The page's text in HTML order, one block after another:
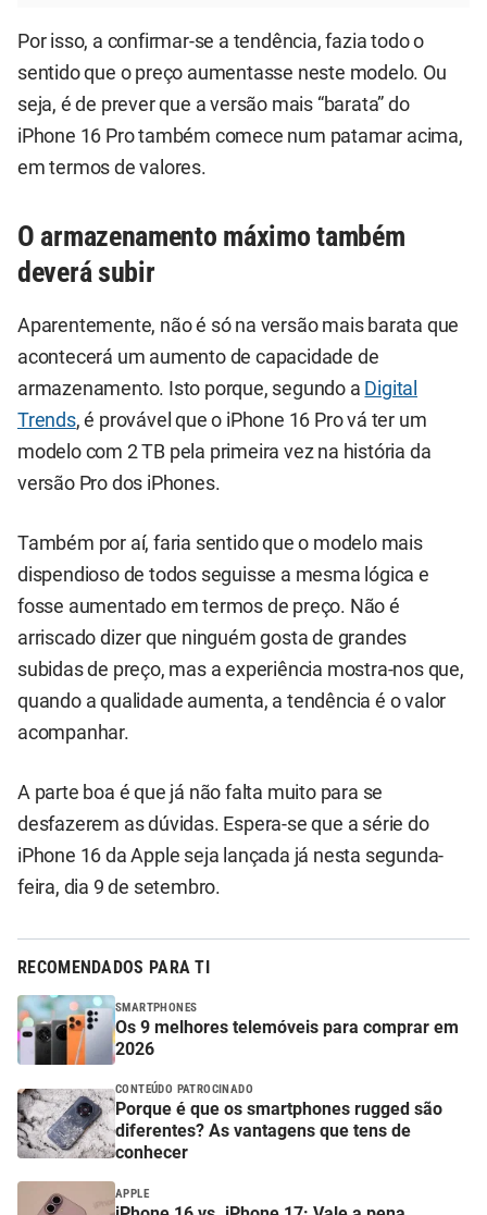
Por isso, a confirmar-se a tendência, fazia todo o
sentido que o preço aumentasse neste modelo. Ou
seja, é de prever que a versão mais “barata” do
iPhone 16 Pro também comece num patamar acima,
em termos de valores.
O armazenamento máximo também
deverá subir
Aparentemente, não é só na versão mais barata que
acontecerá um aumento de capacidade de
armazenamento. Isto porque, segundo a Digital
Trends, é provável que o iPhone 16 Pro vá ter um
modelo com 2 TB pela primeira vez na história da
versão Pro dos iPhones.
Também por aí, faria sentido que o modelo mais
dispendioso de todos seguisse a mesma lógica e
fosse aumentado em termos de preço. Não é
arriscado dizer que ninguém gosta de grandes
subidas de preço, mas a experiência mostra-nos que,
quando a qualidade aumenta, a tendência é o valor
acompanhar.
A parte boa é que já não falta muito para se
desfazerem as dúvidas. Espera-se que a série do
iPhone 16 da Apple seja lançada já nesta segunda-
feira, dia 9 de setembro.
RECOMENDADOS PARA TI
SMARTPHONES
Os 9 melhores telemóveis para comprar em
2026
CONTEÚDO PATROCINADO
Porque é que os smartphones rugged são
diferentes? As vantagens que tens de
conhecer
APPLE